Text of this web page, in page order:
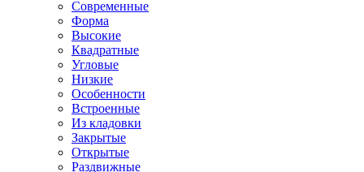
Современные
Форма
Высокие
Квадратные
Угловые
Низкие
Особенности
Встроенные
Из кладовки
Закрытые
Открытые
Раздвижные